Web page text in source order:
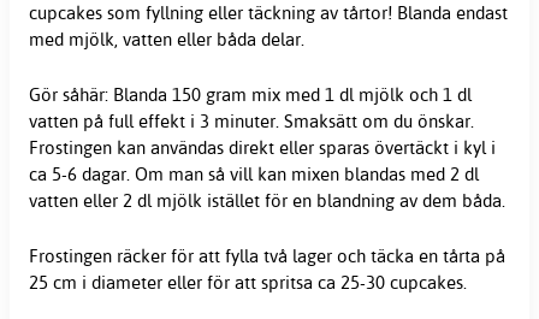
cupcakes som fyllning eller täckning av tårtor! Blanda endast
med mjölk, vatten eller båda delar.
Gör såhär: Blanda 150 gram mix med 1 dl mjölk och 1 dl
vatten på full effekt i 3 minuter. Smaksätt om du önskar.
Frostingen kan användas direkt eller sparas övertäckt i kyl i
ca 5-6 dagar. Om man så vill kan mixen blandas med 2 dl
vatten eller 2 dl mjölk istället för en blandning av dem båda.
Frostingen räcker för att fylla två lager och täcka en tårta på
25 cm i diameter eller för att spritsa ca 25-30 cupcakes.